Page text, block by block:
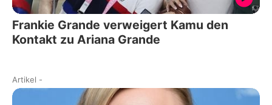
Frankie Grande verweigert Kamu den
Kontakt zu Ariana Grande
Artikel -